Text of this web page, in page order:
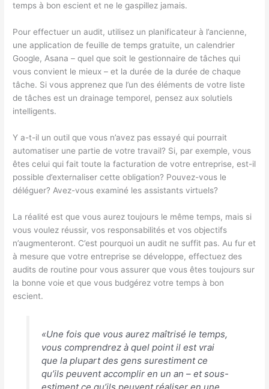
temps à bon escient et ne le gaspillez jamais.
Pour effectuer un audit, utilisez un planificateur à l’ancienne,
une application de feuille de temps gratuite, un calendrier
Google, Asana – quel que soit le gestionnaire de tâches qui
vous convient le mieux – et la durée de la durée de chaque
tâche. Si vous apprenez que l’un des éléments de votre liste
de tâches est un drainage temporel, pensez aux solutiels
intelligents.
Y a-t-il un outil que vous n’avez pas essayé qui pourrait
automatiser une partie de votre travail? Si, par exemple, vous
êtes celui qui fait toute la facturation de votre entreprise, est-il
possible d’externaliser cette obligation? Pouvez-vous le
déléguer? Avez-vous examiné les assistants virtuels?
La réalité est que vous aurez toujours le même temps, mais si
vous voulez réussir, vos responsabilités et vos objectifs
n’augmenteront. C’est pourquoi un audit ne suffit pas. Au fur et
à mesure que votre entreprise se développe, effectuez des
audits de routine pour vous assurer que vous êtes toujours sur
la bonne voie et que vous budgérez votre temps à bon
escient.
«Une fois que vous aurez maîtrisé le temps,
vous comprendrez à quel point il est vrai
que la plupart des gens surestiment ce
qu’ils peuvent accomplir en un an – et sous-